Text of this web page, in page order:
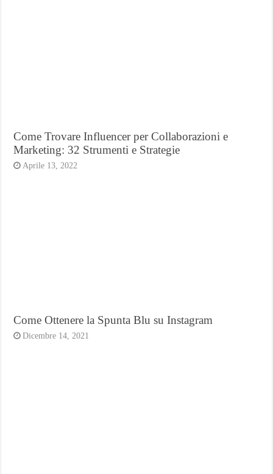
Come Trovare Influencer per Collaborazioni e
Marketing: 32 Strumenti e Strategie
Aprile 13, 2022
Come Ottenere la Spunta Blu su Instagram
Dicembre 14, 2021